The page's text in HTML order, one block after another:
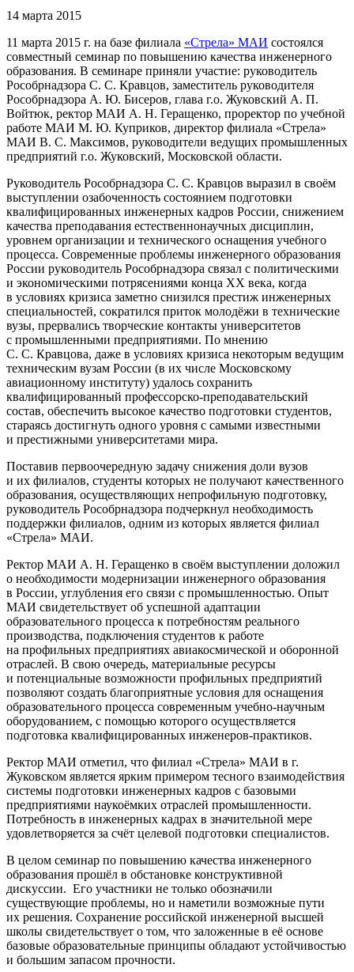
14 марта 2015
11 марта 2015 г. на базе филиала «Стрела» МАИ состоялся
совместный семинар по повышению качества инженерного
образования. В семинаре приняли участие: руководитель
Рособрнадзора С. С. Кравцов, заместитель руководителя
Рособрнадзора А. Ю. Бисеров, глава г.о. Жуковский А. П.
Войтюк, ректор МАИ А. Н. Геращенко, проректор по учебной
работе МАИ М. Ю. Куприков, директор филиала «Стрела»
МАИ В. С. Максимов, руководители ведущих промышленных
предприятий г.о. Жуковский, Московской области.
Руководитель Рособрнадзора С. С. Кравцов выразил в своём
выступлении озабоченность состоянием подготовки
квалифицированных инженерных кадров России, снижением
качества преподавания естественнонаучных дисциплин,
уровнем организации и технического оснащения учебного
процесса. Современные проблемы инженерного образования
России руководитель Рособрнадзора связал с политическими
и экономическими потрясениями конца ХХ века, когда
в условиях кризиса заметно снизился престиж инженерных
специальностей, сократился приток молодёжи в технические
вузы, прервались творческие контакты университетов
с промышленными предприятиями. По мнению
С. С. Кравцова, даже в условиях кризиса некоторым ведущим
техническим вузам России (в их числе Московскому
авиационному институту) удалось сохранить
квалифицированный профессорско-преподавательский
состав, обеспечить высокое качество подготовки студентов,
стараясь достигнуть одного уровня с самыми известными
и престижными университетами мира.
Поставив первоочередную задачу снижения доли вузов
и их филиалов, студенты которых не получают качественного
образования, осуществляющих непрофильную подготовку,
руководитель Рособрнадзора подчеркнул необходимость
поддержки филиалов, одним из которых является филиал
«Стрела» МАИ.
Ректор МАИ А. Н. Геращенко в своём выступлении доложил
о необходимости модернизации инженерного образования
в России, углубления его связи с промышленностью. Опыт
МАИ свидетельствует об успешной адаптации
образовательного процесса к потребностям реального
производства, подключения студентов к работе
на профильных предприятиях авиакосмической и оборонной
отраслей. В свою очередь, материальные ресурсы
и потенциальные возможности профильных предприятий
позволяют создать благоприятные условия для оснащения
образовательного процесса современным учебно-научным
оборудованием, с помощью которого осуществляется
подготовка квалифицированных инженеров-практиков.
Ректор МАИ отметил, что филиал «Стрела» МАИ в г.
Жуковском является ярким примером тесного взаимодействия
системы подготовки инженерных кадров с базовыми
предприятиями наукоёмких отраслей промышленности.
Потребность в инженерных кадрах в значительной мере
удовлетворяется за счёт целевой подготовки специалистов.
В целом семинар по повышению качества инженерного
образования прошёл в обстановке конструктивной
дискуссии. Его участники не только обозначили
существующие проблемы, но и наметили возможные пути
их решения. Сохранение российской инженерной высшей
школы свидетельствует о том, что заложенные в её основе
базовые образовательные принципы обладают устойчивостью
и большим запасом прочности.